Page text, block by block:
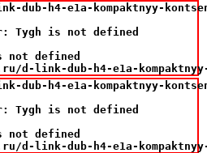
h4-e1a-kompaktnyy-
Tygh is not defined
not defined
d-link-dub-h4-e1a-
h4-e1a-kompaktnyy-
Tygh is not defined
not defined
d-link-dub-h4-e1a-